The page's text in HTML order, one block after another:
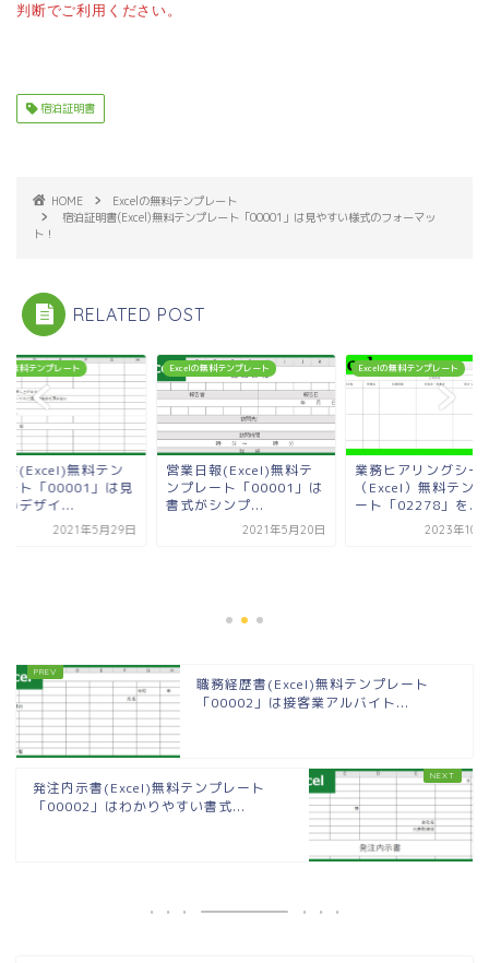
判断でご利用ください。
宿泊証明書
HOME
Excelの無料テンプレート
宿泊証明書(Excel)無料テンプレート「00001」は見やすい様式のフォーマッ
ト！
RELATED POST
無料テンプレート
書(Excel)無料テン
ート「00001」は見
いデザイ...
2021年5月29日
Excelの無料テンプレート
営業日報(Excel)無料テ
ンプレート「00001」は
書式がシンプ...
2021年5月20日
Excelの無料テンプレート
業務ヒアリングシー
（Excel）無料テン
ート「02278」を...
2023年10
職務経歴書(Excel)無料テンプレート
「00002」は接客業アルバイト...
発注内示書(Excel)無料テンプレート
「00002」はわかりやすい書式...